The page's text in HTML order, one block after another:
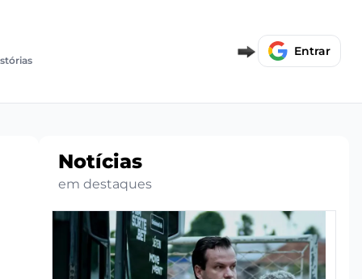
Entrar
Notícias
em destaques